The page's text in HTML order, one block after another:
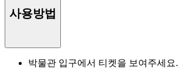
사용방법
박물관 입구에서 티켓을 보여주세요.